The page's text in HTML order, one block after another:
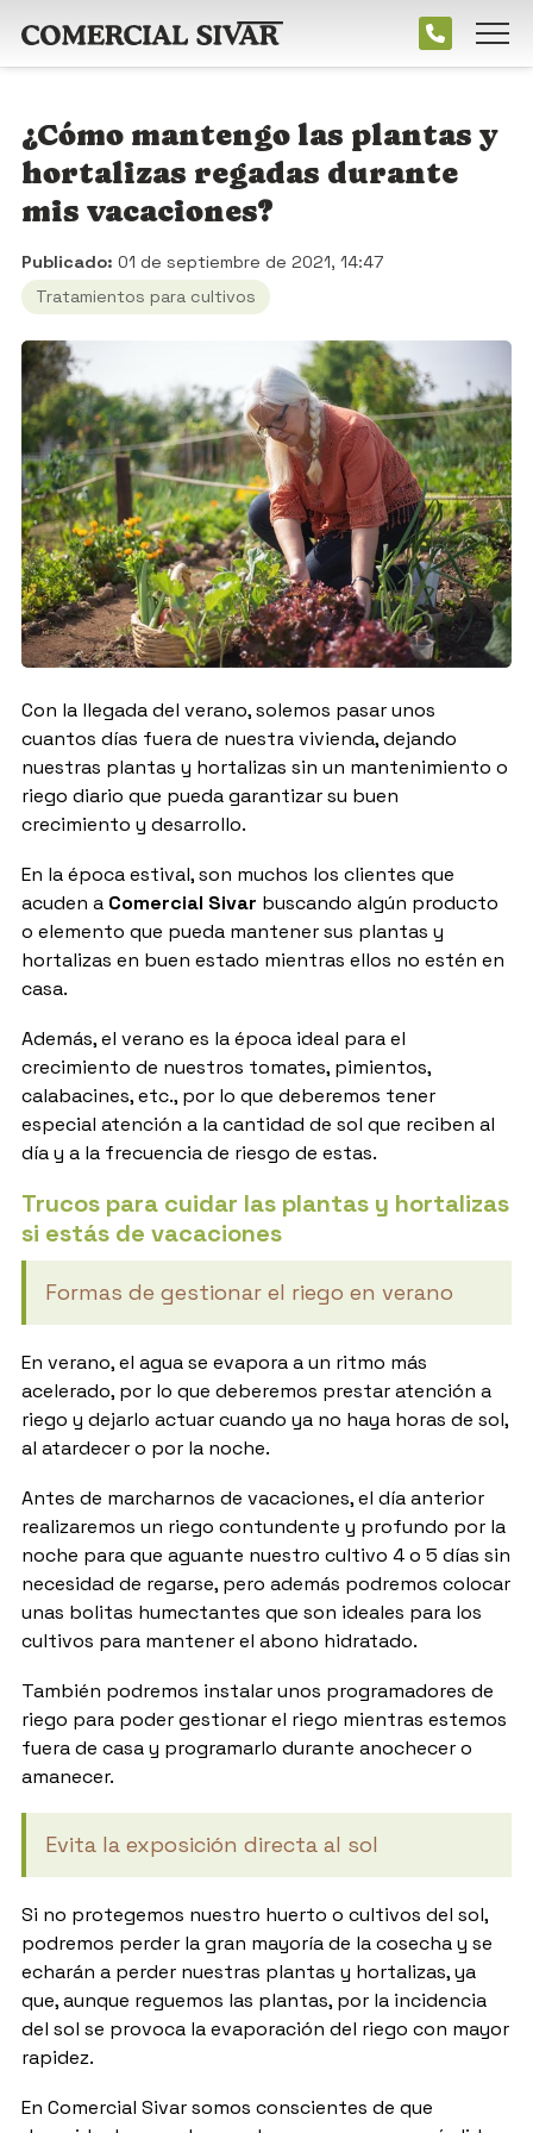
¿Cómo mantengo las plantas y
hortalizas regadas durante
mis vacaciones?
Publicado: 01 de septiembre de 2021, 14:47
Tratamientos para cultivos
Con la llegada del verano, solemos pasar unos
cuantos días fuera de nuestra vivienda, dejando
nuestras plantas y hortalizas sin un mantenimiento o
riego diario que pueda garantizar su buen
crecimiento y desarrollo.
En la época estival, son muchos los clientes que
acuden a Comercial Sivar buscando algún producto
o elemento que pueda mantener sus plantas y
hortalizas en buen estado mientras ellos no estén en
casa.
Además, el verano es la época ideal para el
crecimiento de nuestros tomates, pimientos,
calabacines, etc., por lo que deberemos tener
especial atención a la cantidad de sol que reciben al
día y a la frecuencia de riesgo de estas.
Trucos para cuidar las plantas y hortalizas
si estás de vacaciones
Formas de gestionar el riego en verano
En verano, el agua se evapora a un ritmo más
acelerado, por lo que deberemos prestar atención a
riego y dejarlo actuar cuando ya no haya horas de sol,
al atardecer o por la noche.
Antes de marcharnos de vacaciones, el día anterior
realizaremos un riego contundente y profundo por la
noche para que aguante nuestro cultivo 4 o 5 días sin
necesidad de regarse, pero además podremos colocar
unas bolitas humectantes que son ideales para los
cultivos para mantener el abono hidratado.
También podremos instalar unos programadores de
riego para poder gestionar el riego mientras estemos
fuera de casa y programarlo durante anochecer o
amanecer.
Evita la exposición directa al sol
Si no protegemos nuestro huerto o cultivos del sol,
podremos perder la gran mayoría de la cosecha y se
echarán a perder nuestras plantas y hortalizas, ya
que, aunque reguemos las plantas, por la incidencia
del sol se provoca la evaporación del riego con mayor
rapidez.
En Comercial Sivar somos conscientes de que